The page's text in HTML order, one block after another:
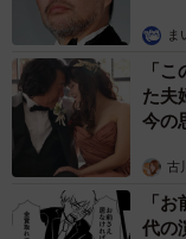
ま
「
た夫
今の
古
「
代の